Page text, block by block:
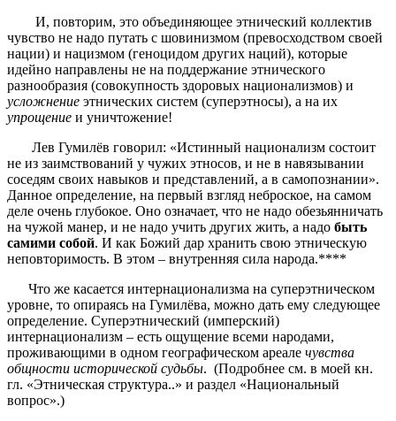
И, повторим, это объединяющее этнический коллектив
чувство не надо путать с шовинизмом (превосходством своей
нации) и нацизмом (геноцидом других наций), которые
идейно направлены не на поддержание этнического
разнообразия (совокупность здоровых национализмов) и
усложнение этнических систем (суперэтносы), а на их
упрощение и уничтожение!
Лев Гумилёв говорил: «Истинный национализм состоит
не из заимствований у чужих этносов, и не в навязывании
соседям своих навыков и представлений, а в самопознании».
Данное определение, на первый взгляд неброское, на самом
деле очень глубокое. Оно означает, что не надо обезьянничать
на чужой манер, и не надо учить других жить, а надо быть
самими собой. И как Божий дар хранить свою этническую
неповторимость. В этом – внутренняя сила народа.****
Что же касается интернационализма на суперэтническом
уровне, то опираясь на Гумилёва, можно дать ему следующее
определение. Суперэтнический (имперский)
интернационализм – есть ощущение всеми народами,
проживающими в одном географическом ареале чувства
общности исторической судьбы. (Подробнее см. в моей кн.
гл. «Этническая структура..» и раздел «Национальный
вопрос».)